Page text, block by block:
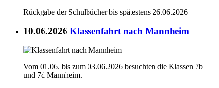
Rückgabe der Schulbücher bis spätestens 26.06.2026
10.06.2026 Klassenfahrt nach Mannheim
Vom 01.06. bis zum 03.06.2026 besuchten die Klassen 7b
und 7d Mannheim.